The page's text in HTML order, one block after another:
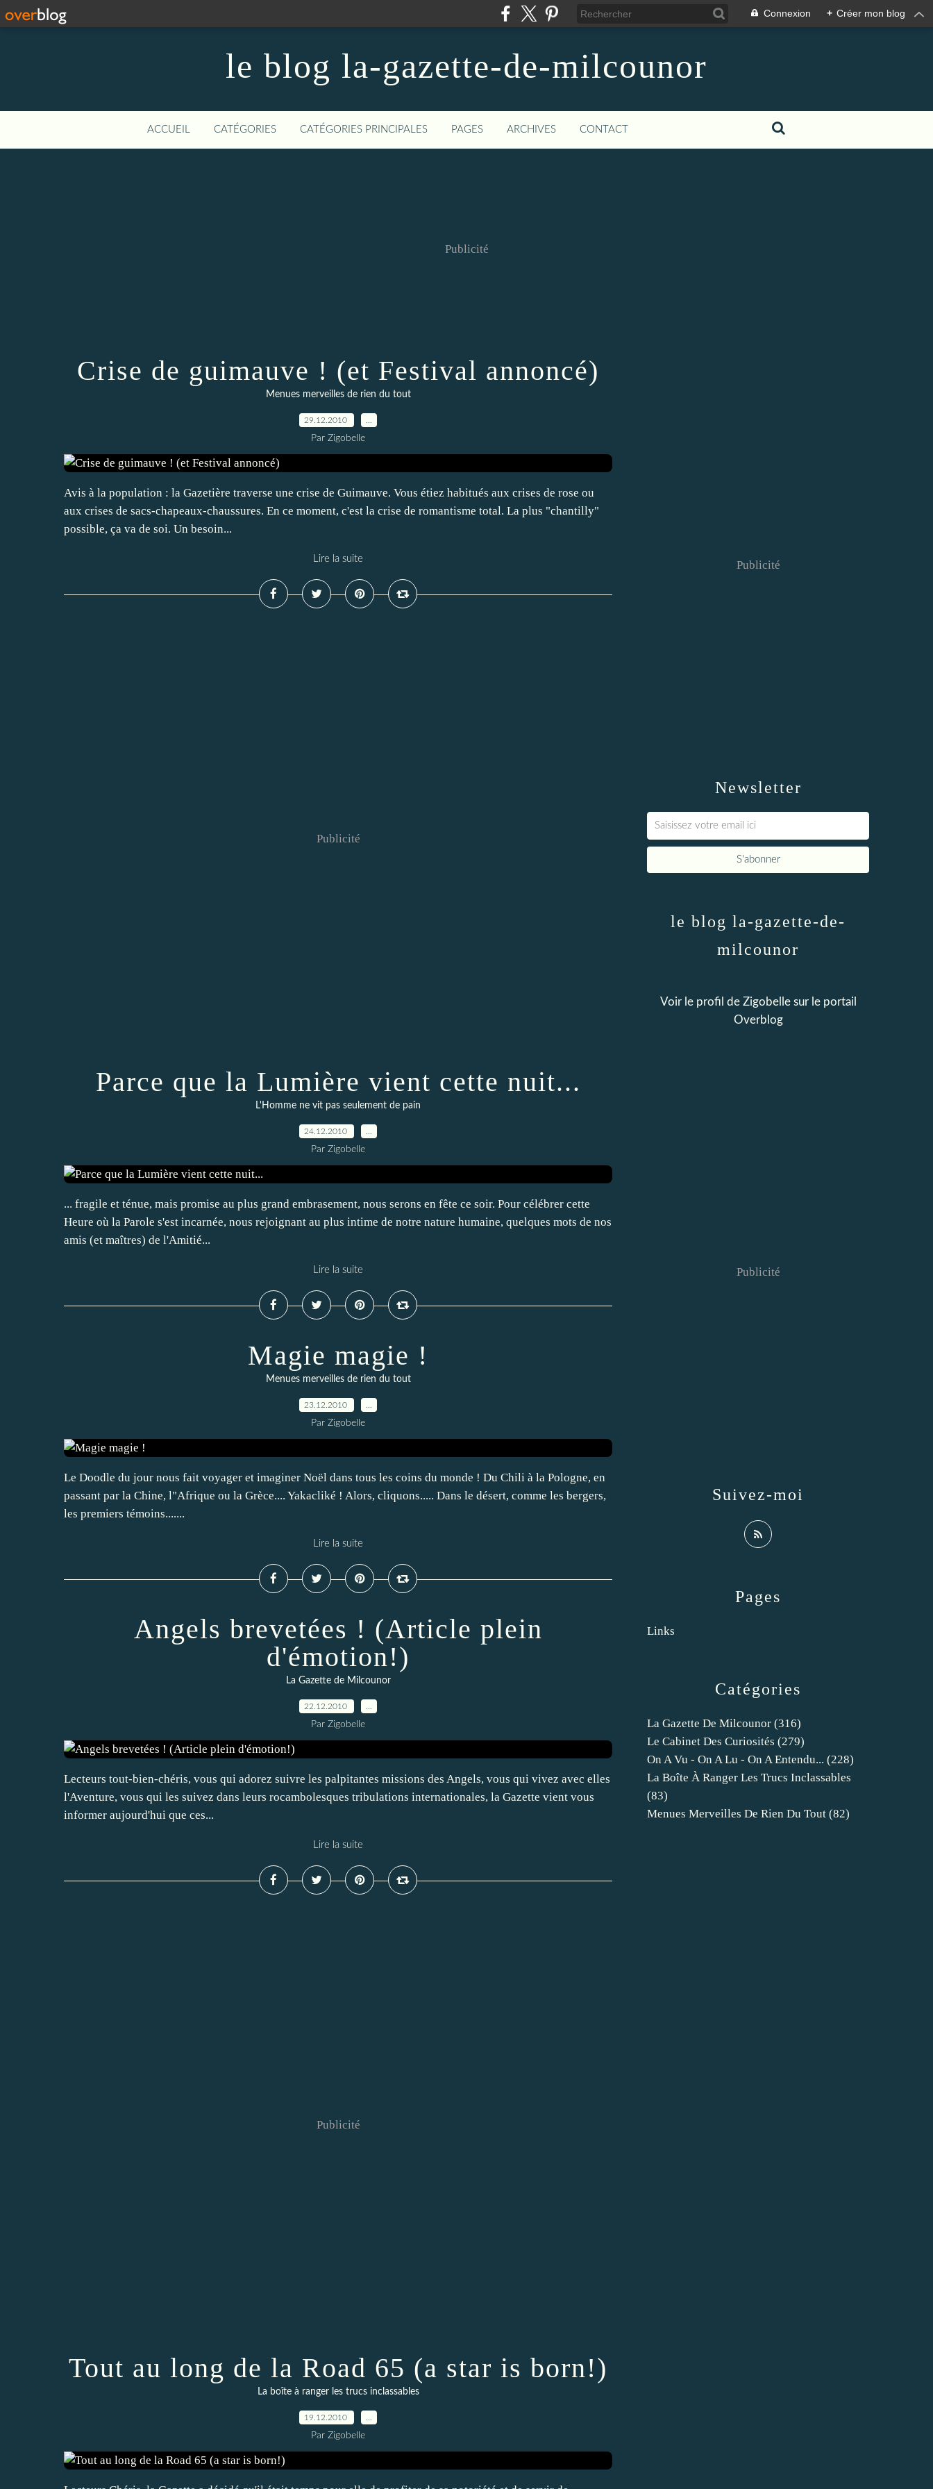
Connexion + Créer mon blog
le blog la-gazette-de-milcounor
ACCUEIL CATÉGORIES CATÉGORIES PRINCIPALES PAGES ARCHIVES CONTACT
Publicité
Crise de guimauve ! (et Festival annoncé)
Menues merveilles de rien du tout
29.12.2010
Par Zigobelle
Avis à la population : la Gazetière traverse une crise de Guimauve. Vous étiez habitués aux crises de rose ou
aux crises de sacs-chapeaux-chaussures. En ce moment, c'est la crise de romantisme total. La plus "chantilly"
possible, ça va de soi. Un besoin...
Lire la suite
Publicité
Parce que la Lumière vient cette nuit...
L'Homme ne vit pas seulement de pain
24.12.2010
Par Zigobelle
... fragile et ténue, mais promise au plus grand embrasement, nous serons en fête ce soir. Pour célébrer cette
Heure où la Parole s'est incarnée, nous rejoignant au plus intime de notre nature humaine, quelques mots de nos
amis (et maîtres) de l'Amitié...
Lire la suite
Magie magie !
Menues merveilles de rien du tout
23.12.2010
Par Zigobelle
Le Doodle du jour nous fait voyager et imaginer Noël dans tous les coins du monde ! Du Chili à la Pologne, en
passant par la Chine, l"Afrique ou la Grèce.... Yakacliké ! Alors, cliquons..... Dans le désert, comme les bergers,
les premiers témoins.......
Lire la suite
Angels brevetées ! (Article plein
d'émotion!)
La Gazette de Milcounor
22.12.2010
Par Zigobelle
Lecteurs tout-bien-chéris, vous qui adorez suivre les palpitantes missions des Angels, vous qui vivez avec elles
l'Aventure, vous qui les suivez dans leurs rocambolesques tribulations internationales, la Gazette vient vous
informer aujourd'hui que ces...
Lire la suite
Publicité
Tout au long de la Road 65 (a star is born!)
La boîte à ranger les trucs inclassables
19.12.2010
Par Zigobelle
Newsletter
Publicité
Catégories
La Gazette De Milcounor (316)
Le Cabinet Des Curiosités (279)
On A Vu - On A Lu - On A Entendu... (228)
La Boîte À Ranger Les Trucs Inclassables
(83)
Menues Merveilles De Rien Du Tout (82)
Pages
Links
le blog la-gazette-de-
milcounor
Voir le profil de Zigobellesur le portail
Overblog
Suivez-moi
Publicité